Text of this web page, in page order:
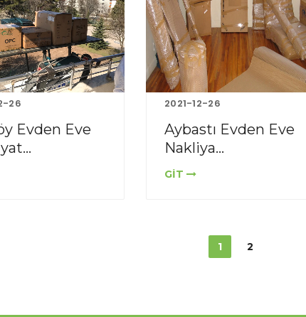
26
Evden Eve
2021-12-26
Aybastı Evden Eve
Nakliya...
GİT
1 2